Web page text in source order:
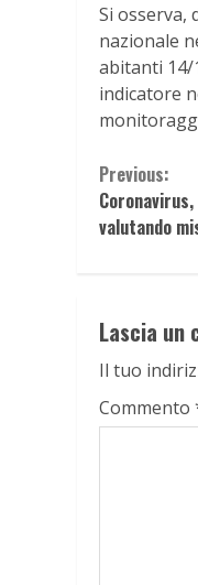
Si osserva,
nazionale
abitanti 14/
indicatore
Previous:
valutando
Lascia un
Il tuo
Commento